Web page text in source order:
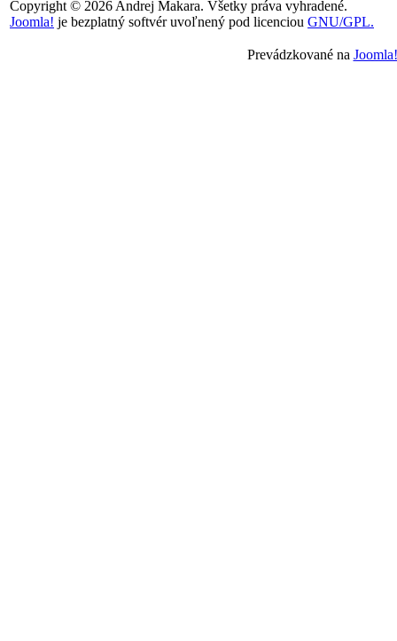
Copyright © 2026 Andrej Makara. Všetky práva vyhradené.
Joomla! je bezplatný softvér uvoľnený pod licenciou GNU/GPL.
Prevádzkované na Joomla!